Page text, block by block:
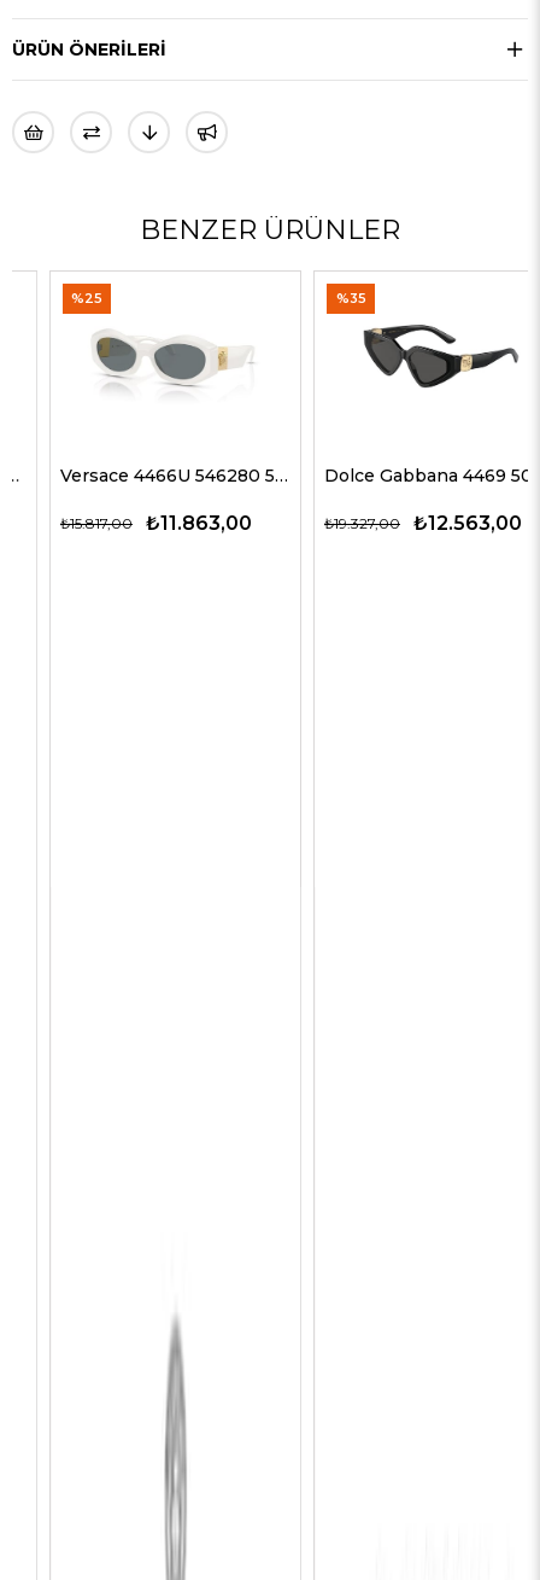
ÜRÜN ÖNERILERI
BENZER ÜRÜNLER
Versace 4466U 546280 54 G Kadın Güneş Gözlükleri
₺11.863,00
₺15.817,00
Dolce Gabbana 4469 501/87 59 G Kadın Güneş Gözlükleri
₺12.563,00
₺19.327,00